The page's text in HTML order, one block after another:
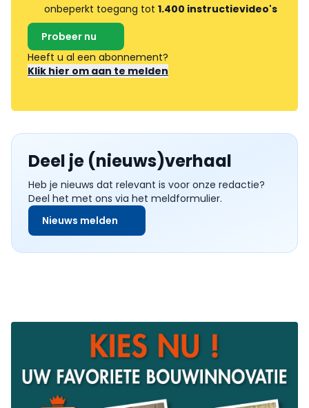
onbeperkt toegang tot 1.400 instructievideo's
Probeer nu
Heeft u al een abonnement?
Klik hier om aan te melden
Deel je (nieuws)verhaal
Heb je nieuws dat relevant is voor onze redactie?
Deel het met ons via het meldformulier.
Nieuws melden